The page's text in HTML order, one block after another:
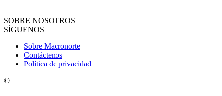
SOBRE NOSOTROS
SÍGUENOS
Sobre Macronorte
Contáctenos
Política de privacidad
©